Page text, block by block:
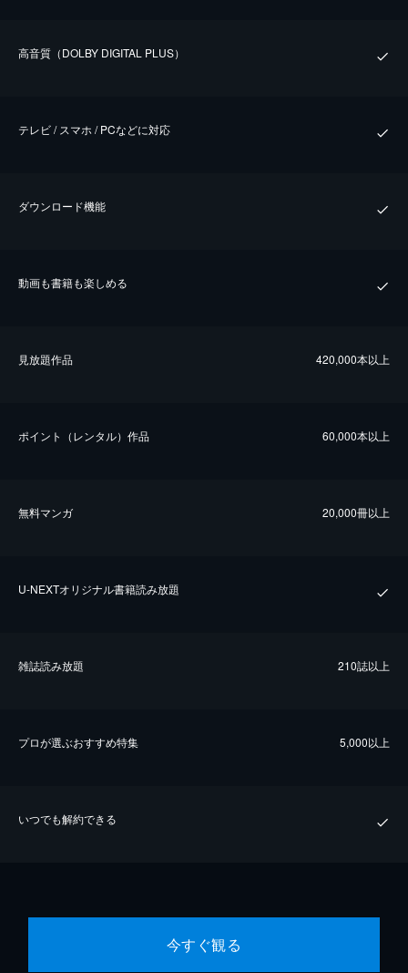
⾼⾳質（DOLBY DIGITAL PLUS）
テレビ / スマホ / PCなどに対応
ダウンロード機能
動画も書籍も楽しめる
⾒放題作品 420,000本以上
ポイント（レンタル）作品 60,000本以上
無料マンガ 20,000冊以上
U-NEXTオリジナル書籍読み放題
雑誌読み放題 210誌以上
プロが選ぶおすすめ特集 5,000以上
いつでも解約できる
今すぐ観る